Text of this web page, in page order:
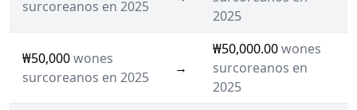
surcoreanos en 2025
2025
₩50,000wones
surcoreanos en 2025
→
₩50,000.00wones
surcoreanos en
2025